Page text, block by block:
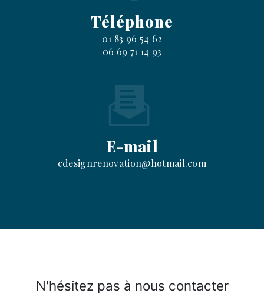
Téléphone
01 83 96 54 62
06 69 71 14 93
E-mail
cdesignrenovation@hotmail.com
N'hésitez pas à nous contacter